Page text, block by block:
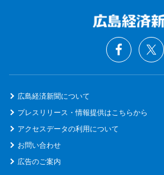
広島経済新聞について
プレスリリース・情報提供はこちらから
アクセスデータの利用について
お問い合わせ
広告のご案内